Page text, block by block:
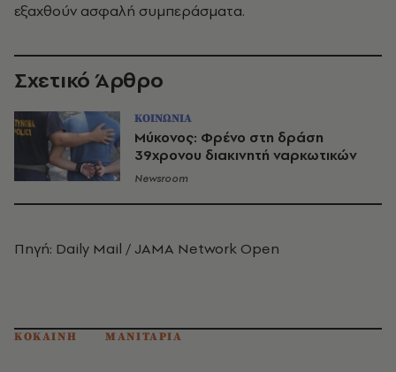
εξαχθούν ασφαλή συμπεράσματα.
Σχετικό Άρθρο
ΚΟΙΝΩΝΙΑ
Μύκονος: Φρένο στη δράση
39χρονου διακινητή ναρκωτικών
Newsroom
Πηγή: Daily Mail / JAMA Network Open
ΚΟΚΑΙΝΗ ΜΑΝΙΤΑΡΙΑ